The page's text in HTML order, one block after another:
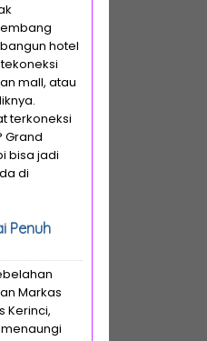
hotel
mall, atau
terkoneksi
Grand
bisa jadi
di
Penuh
Markas
Kerinci,